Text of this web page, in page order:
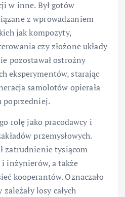
w inne. Był gotów
z wprowadzaniem
jak kompozyty,
czy złożone układy
pozostawał ostrożny
eksperymentów, starając
samolotów opierała
poprzedniej.
rolę jako pracodawcy i
przemysłowych.
zatrudnienie tysiącom
inżynierów, a także
kooperantów. Oznaczało
losy całych